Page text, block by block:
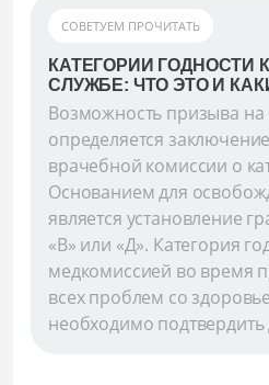
СОВЕТУЕМ ПРОЧИТАТЬ
КАТЕГОРИИ ГОДНОСТИ
СЛУЖБЕ: ЧТО ЭТО И
Возможность призыва
определяется
врачебной комиссии о
Основанием для
является установление
«В» или «Д». Категория
медкомиссией во время
всех проблем со
необходимо подтвердить